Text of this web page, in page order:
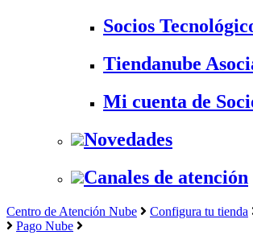
Socios
Tiendanube
Mi cuenta de
Novedades
Canales de atención
Centro de Atención Nube Configura tu tienda
Pago Nube